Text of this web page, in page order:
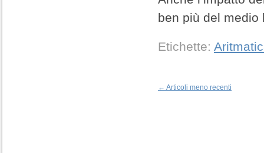
ben più del medio
Etichette:
← Articoli meno recenti